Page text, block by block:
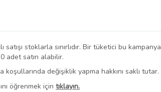
satışı stoklarla sınırlıdır. Bir tüketici bu kampanya
adet satın alabilir.
koşullarında değişiklik yapma hakkını saklı tutar.
öğrenmek için tıklayın.